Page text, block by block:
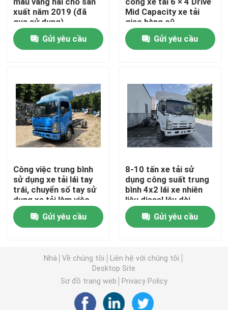
Nhà
Sản phẩm
Chương trình VR
Về chúng tôi
Tham quan nhà máy
Kiểm soát chất lượng
Yêu cầu báo giá
xuất năm 2019 (đã
qua sử dụng)
Gửi yêu cầu
Mid Capacity xe tải
giao hàng cũ
Gửi yêu cầu
Công việc trung bình
sử dụng xe tải lái tay
trái, chuyển số tay sử
dụng xe tải làm việc
Gửi yêu cầu
8-10 tấn xe tải sử
dụng công suất trung
bình 4x2 lái xe nhiên
liệu diesel lâu dài
Gửi yêu cầu
Nhà Về chúng tôi
Liên hệ với chúng tôi
Desktop Site
Sơ đồ trang web
Privacy Policy